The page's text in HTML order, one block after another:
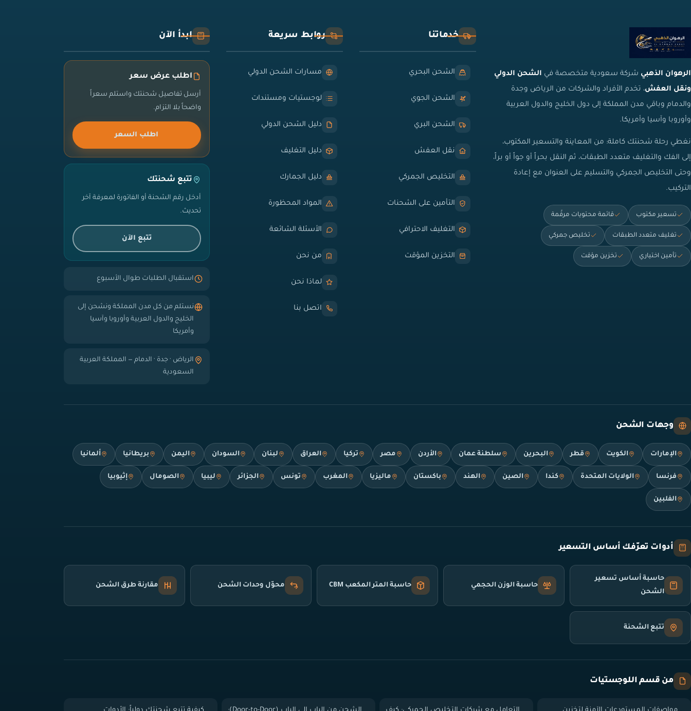
الرهوان الذهبي شركة سعودية متخصصة في الشحن الدولي
ونقل العفش، تخدم الأفراد والشركات من الرياض وجدة
والدمام وباقي مدن المملكة إلى دول الخليج والدول العربية
وأوروبا وآسيا وأمريكا.
نغطي رحلة شحنتك كاملة: من المعاينة والتسعير المكتوب،
إلى الفك والتغليف متعدد الطبقات، ثم النقل بحراً أو جواً أو براً،
وحتى التخليص الجمركي والتسليم على العنوان مع إعادة
التركيب.
تسعير مكتوب قائمة محتويات مرقّمة
تغليف متعدد الطبقات تخليص جمركي
تأمين اختياري تخزين مؤقت
خدماتنا
الشحن البحري
الشحن الجوي
الشحن البري
نقل العفش
التخليص الجمركي
التأمين على الشحنات
التغليف الاحترافي
التخزين المؤقت
روابط سريعة
مسارات الشحن الدولي
لوجستيات ومستندات
دليل الشحن الدولي
دليل التغليف
دليل الجمارك
المواد المحظورة
الأسئلة الشائعة
من نحن
لماذا نحن
اتصل بنا
ابدأ الآن
اطلب عرض سعر
أرسل تفاصيل شحنتك واستلم سعراً
واضحاً بلا التزام.
اطلب السعر
تتبع شحنتك
أدخل رقم الشحنة أو الفاتورة لمعرفة آخر
تحديث.
تتبع الآن
استقبال الطلبات طوال الأسبوع
نستلم من كل مدن المملكة ونشحن إلى
الخليج والدول العربية وأوروبا وآسيا
وأمريكا
الرياض · جدة · الدمام — المملكة العربية
السعودية
وجهات الشحن
الإمارات الكويت قطر البحرين سلطنة عمان الأردن مصر تركيا العراق لبنان السودان اليمن بريطانيا ألمانيا
فرنسا الولايات المتحدة كندا الصين الهند باكستان ماليزيا المغرب تونس الجزائر ليبيا الصومال إثيوبيا
الفلبين
أدوات تعرّفك أساس التسعير
حاسبة أساس تسعير
الشحن
حاسبة الوزن الحجمي حاسبة المتر المكعب CBM محوّل وحدات الشحن مقارنة طرق الشحن
تتبع الشحنة
من قسم اللوجستيات